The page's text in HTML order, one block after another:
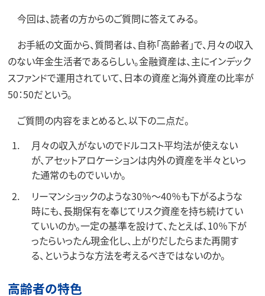
今回は、読者の方からのご質問に答えてみる。
お手紙の文面から、質問者は、自称「高齢者」で、月々の収入
のない年金生活者であるらしい。金融資産は、主にインデック
スファンドで運用されていて、日本の資産と海外資産の比率が
50：50だという。
ご質問の内容をまとめると、以下の二点だ。
月々の収入がないのでドルコスト平均法が使えない
が、アセットアロケーションは内外の資産を半々といっ
た通常のものでいいか。
リーマンショックのような30％～40％も下がるような
時にも、長期保有を奉じてリスク資産を持ち続けてい
ていいのか。一定の基準を設けて、たとえば、10％下が
ったらいったん現金化し、上がりだしたらまた再開す
る、というような方法を考えるべきではないのか。
高齢者の特色